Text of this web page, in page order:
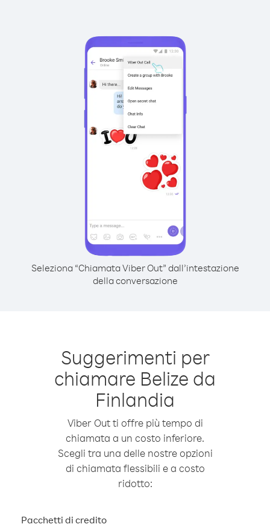
Seleziona “Chiamata Viber Out” dall’intestazione
della conversazione
Suggerimenti per
chiamare Belize da
Finlandia
Viber Out ti offre più tempo di
chiamata a un costo inferiore.
Scegli tra una delle nostre opzioni
di chiamata flessibili e a costo
ridotto:
Pacchetti di credito